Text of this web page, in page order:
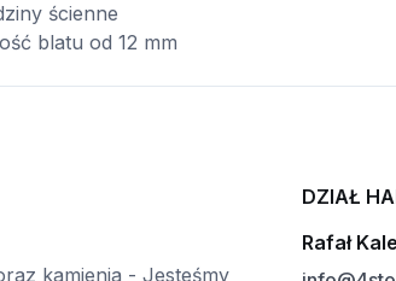
ścienne
blatu od 12 mm
kamienia - Jesteśmy
DZIAŁ
Rafał